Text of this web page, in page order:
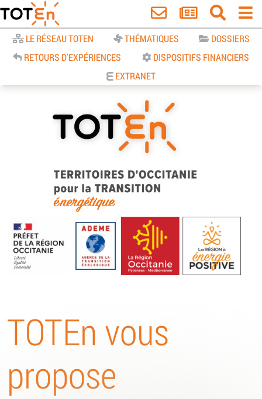
LE RÉSEAU TOTEN THÉMATIQUES
DOSSIERS
RETOURS D'EXPÉRIENCES
DISPOSITIFS FINANCIERS
EXTRANET
TOTEn Occitanie | Territoires
d’Occitanie pour la Transition
Energétique
TOTEn vous
propose